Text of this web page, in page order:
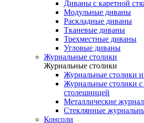
Диваны с каретной
Модульные диваны
Раскладные диваны
Тканевые диваны
Трехместные диваны
Угловые диваны
Журнальные столики
Журнальные столики
Журнальные столики
Журнальные столики
столешницей
Металлические
Стеклянные
Консоли